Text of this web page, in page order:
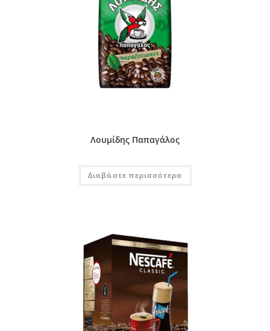
Λουμίδης Παπαγάλος
Διαβάστε περισσότερα